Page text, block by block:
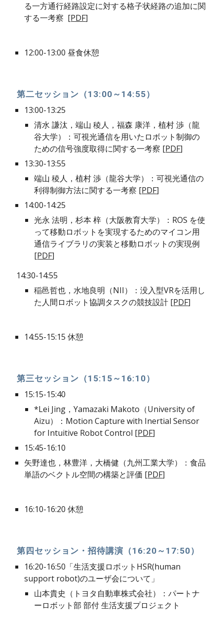
る一方通行経路設定に対する格子状経路の追加に関
する一考察  [PDF]
12:00-13:00 昼食休憩
第二セッション（13:00～14:55）
13:00-13:25
清水 謙汰，端山 稜人，福森 康洋，植村 渉（龍
谷大学）：可視光通信を用いたロボット制御の
ための信号強度取得に関する一考察 [PDF]
13:30-13:55
端山 稜人，植村 渉（龍谷大学）：可視光通信の
利得制御方法に関する一考察 [PDF]
14:00-14:25
光永 法明，杉本 梓（大阪教育大学）：ROS を使
って移動ロボットを実現するためのマイコン用
通信ライブラリの実装と移動ロボットの実現例
[PDF]
14:30-14:55
稲邑哲也，水地良明（NII）：没入型VRを活用し
た人間ロボット協調タスクの競技設計 [PDF]
14:55-15:15 休憩
第三セッション（15:15～16:10）
15:15-15:40
*Lei Jing，Yamazaki Makoto（University of
Aizu）：Motion Capture with Inertial Sensor
for Intuitive Robot Control [PDF]
15:45-16:10
矢野達也，林豊洋，大橋健（九州工業大学）：食品
単語のベクトル空間の構築と評価 [PDF]
16:10-16:20 休憩
第四セッション・招待講演（16:20～17:50）
16:20-16:50「生活支援ロボットHSR(human
support robot)のユーザ会について」
山本貴史（トヨタ自動車株式会社）：パートナ
ーロボット部 部付 生活支援プロジェクト